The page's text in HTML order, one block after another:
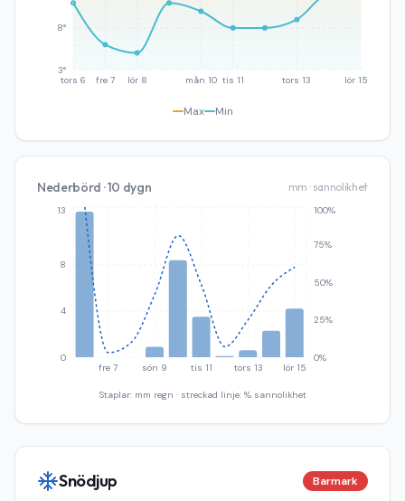
tors 6 fre 7 lör 8 mån 10 tis 11 tors 13 lör 15
3°
8°
Max Min
Nederbörd · 10 dygn mm · sannolikhet
fre 7 sön 9 tis 11 tors 13 lör 15
0
4
8
13
0%
25%
50%
75%
100%
Staplar: mm regn · streckad linje: % sannolikhet
Snödjup Barmark